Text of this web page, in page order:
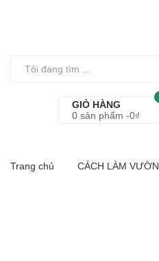
GIỎ HÀNG
0 sản phẩm -0₫
Trang chủ CÁCH LÀM VƯỜN